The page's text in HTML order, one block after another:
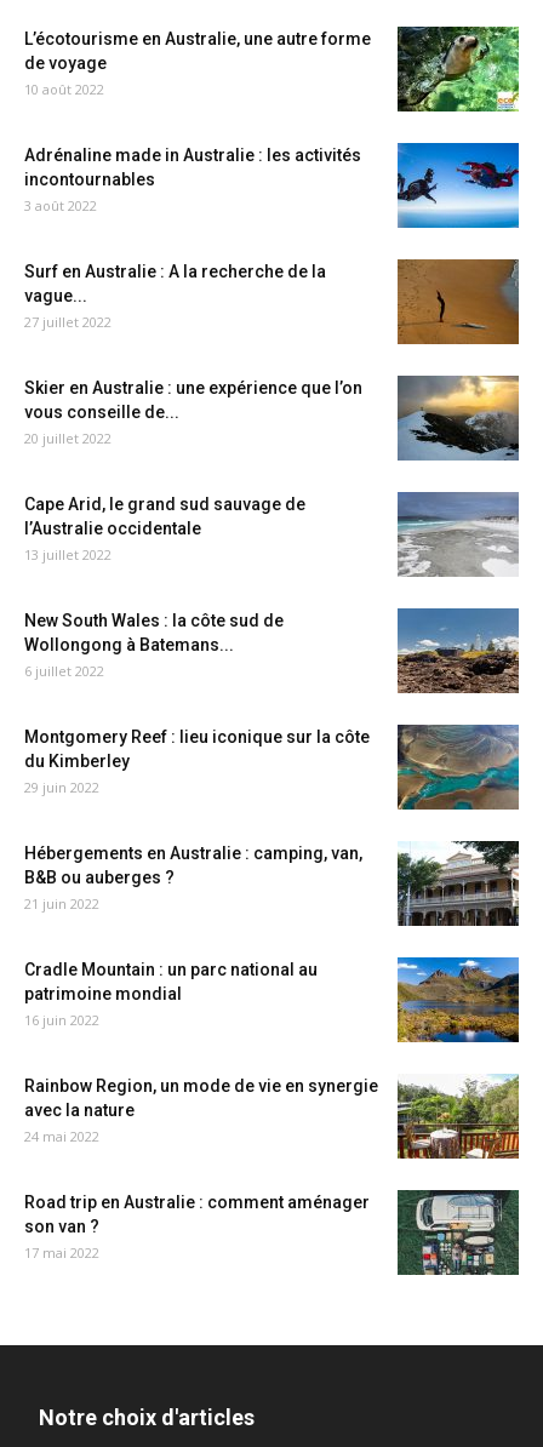
L’écotourisme en Australie, une autre forme
de voyage
10 août 2022
Adrénaline made in Australie : les activités
incontournables
3 août 2022
Surf en Australie : A la recherche de la
vague...
27 juillet 2022
Skier en Australie : une expérience que l’on
vous conseille de...
20 juillet 2022
Cape Arid, le grand sud sauvage de
l’Australie occidentale
13 juillet 2022
New South Wales : la côte sud de
Wollongong à Batemans...
6 juillet 2022
Montgomery Reef : lieu iconique sur la côte
du Kimberley
29 juin 2022
Hébergements en Australie : camping, van,
B&B ou auberges ?
21 juin 2022
Cradle Mountain : un parc national au
patrimoine mondial
16 juin 2022
Rainbow Region, un mode de vie en synergie
avec la nature
24 mai 2022
Road trip en Australie : comment aménager
son van ?
17 mai 2022
Notre choix d'articles